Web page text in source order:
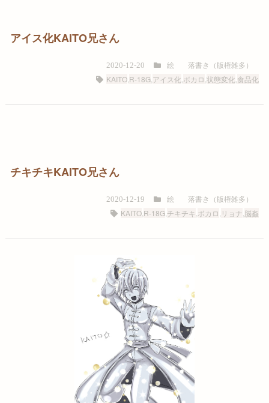
アイス化KAITO兄さん
2020-12-20 絵
落書き（版権雑多）
KAITO R-18G アイス化 ボカロ ,状態変化,食品化
チキチキKAITO兄さん
2020-12-19 絵
落書き（版権雑多）
KAITO R-18G チキチキ ボカロ リョナ 脳姦